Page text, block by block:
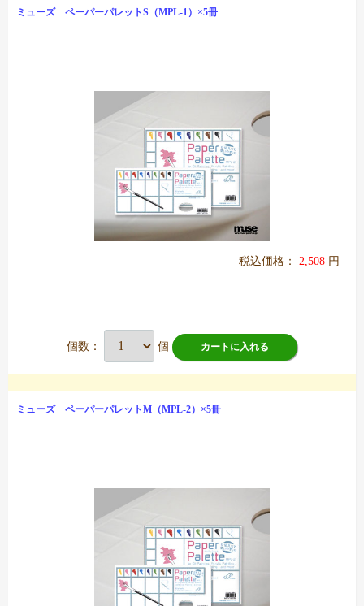
ミューズ ペーパーパレットS（MPL-1）×5冊
税込価格： 2,508 円
個数： 個 カートに入れる
ミューズ ペーパーパレットM（MPL-2）×5冊